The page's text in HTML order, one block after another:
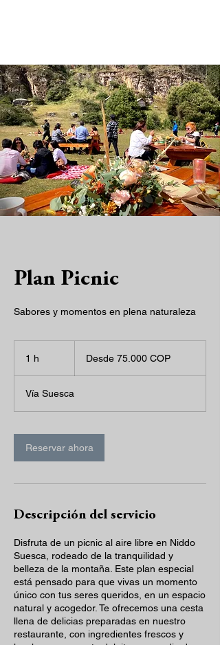
Plan Picnic
Sabores y momentos en plena naturaleza
1 h
pesosDesde 75.000 COP
Vía Suesca
Reservar ahora
Descripción del servicio
Disfruta de un picnic al aire libre en Niddo
Suesca, rodeado de la tranquilidad y
belleza de la montaña. Este plan especial
está pensado para que vivas un momento
único con tus seres queridos, en un espacio
natural y acogedor. Te ofrecemos una cesta
llena de delicias preparadas en nuestro
restaurante, con ingredientes frescos y